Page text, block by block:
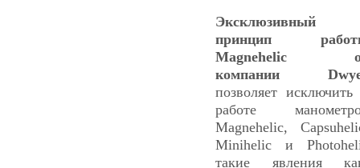
Эксклюзивный
принцип
Magnehelic
компании
позволяет
работе
Magnehelic,
Minihelic и
такие явления